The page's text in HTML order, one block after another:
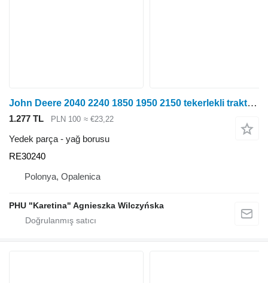
John Deere 2040 2240 1850 1950 2150 tekerlekli traktör için John Deere 2040 2240 1850 1950 2150 Yağ Borusu Yağ Hortumu RE30240
1.277 TL PLN 100 ≈ €23,22
Yedek parça - yağ borusu
RE30240
Polonya, Opalenica
PHU "Karetina" Agnieszka Wilczyńska